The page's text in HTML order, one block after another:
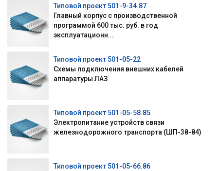
Типовой проект 501-9-34.87
Главный корпус с производственной
программой 600 тыс. руб. в год
эксплуатационн...
Типовой проект 501-05-22
Схемы подключения внешних кабелей
аппаратуры ЛАЗ
Типовой проект 501-05-58.85
Электропитание устройств связи
железнодорожного транспорта (ШП-38-84)
Типовой проект 501-05-66.86